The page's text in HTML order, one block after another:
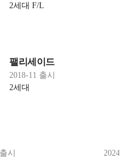
2세대 F/L
팰리세이드
2018-11 출시
2세대
시 2024-